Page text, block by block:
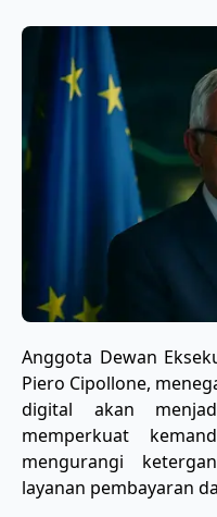
Anggota Dewan
Piero Cipollone,
digital akan
memperkuat
mengurangi
layanan pembayaran